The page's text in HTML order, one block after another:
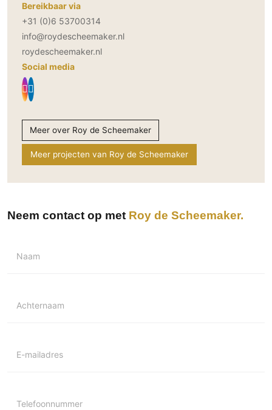
Aannemers Interieur
Akoestiek
Binnenzwembaden
Wellness
Wijnkelder en wijnkasten
Bereikbaar via
+31 (0)6 53700314
info@roydescheemaker.nl
roydescheemaker.nl
Social media
Meer over Roy de Scheemaker
Meer projecten van Roy de Scheemaker
Neem contact op met Roy de Scheemaker
Naam
Achternaam
E-mailadres
Telefoonnummer